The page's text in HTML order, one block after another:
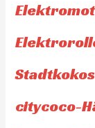
Stadtkokos
citycoco-